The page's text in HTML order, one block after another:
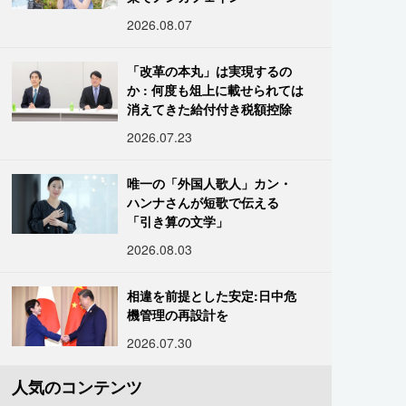
2026.08.07
「改革の本丸」は実現するの
か : 何度も俎上に載せられては
消えてきた給付付き税額控除
2026.07.23
唯一の「外国人歌人」カン・
ハンナさんが短歌で伝える
「引き算の文学」
2026.08.03
相違を前提とした安定:日中危
機管理の再設計を
2026.07.30
人気のコンテンツ